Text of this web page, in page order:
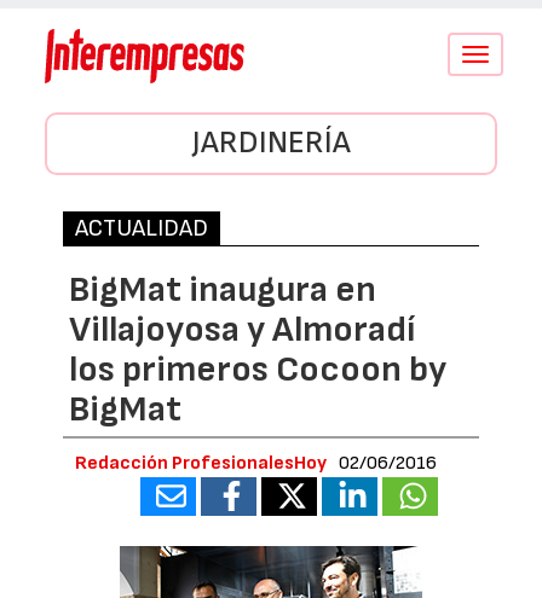
Conmutar
JARDINERÍA
ACTUALIDAD
BigMat inaugura en
Villajoyosa y Almoradí
los primeros Cocoon by
BigMat
Redacción ProfesionalesHoy 02/06/2016